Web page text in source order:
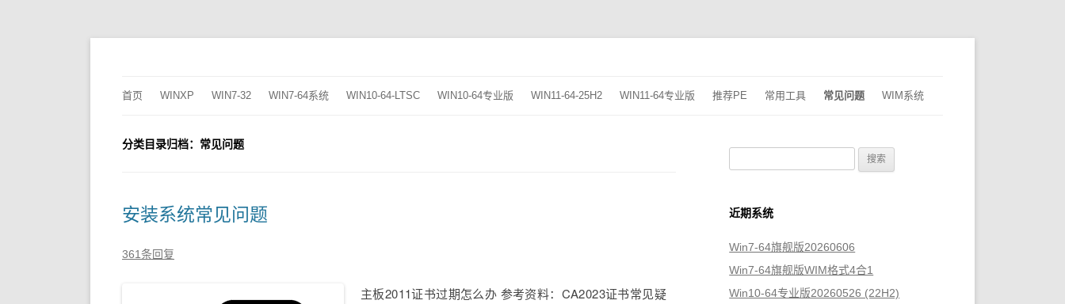
至
首页 WINXP WIN7-32 WIN7-64系统 WIN10-64-LTSC WIN10-64专业版 WIN11-64-25H2 WIN11-64专业版 推荐PE 常用工具 常见问题 WIM系统
分类目录归档： 常见问题
安装系统常见问题
361条回复
主板2011证书过期怎么办 参考资料：CA2023证书常见疑
近期系统
Win7-64旗舰版20260606
Win7-64旗舰版WIM格式4合1
Win10-64专业版20260526 (22H2)